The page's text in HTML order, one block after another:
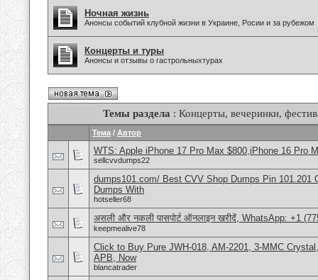
Ночная жизнь
Анонсы событий клубной жизни в Украине, Росии и за рубежом
Концерты и туры
Анонсы и отзывы о гастрольныхтурах
Темы раздела : Концерты, вечеринки,
Тема / Автор
WTS: Apple iPhone 17 Pro Max $800,iPhone 16 Pro
sellcvvdumps22
dumps101.com/ Best CVV Shop Dumps Pin 101.201
Dumps With
hotseller68
असली और नकली पासपोर्ट ऑनलाइन खरीदें, WhatsApp: +1
keepmealive78
Click to Buy Pure JWH-018, AM-2201, 3-MMC
APB, Now
blancatrader